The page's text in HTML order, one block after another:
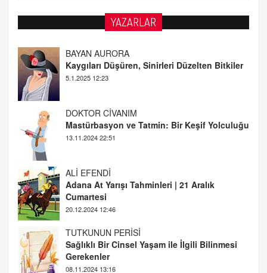
YAZARLAR
BAYAN AURORA
Kaygıları Düşüren, Sinirleri Düzelten Bitkiler
DOKTOR CİVANIM
ALİ EFENDİ
20.12.2024 12:46
TUTKUNUN PERİSİ
Sağlıklı Bir Cinsel Yaşam ile İlgili Bilinmesi
08.11.2024 13:16
FARUK ÖNALAN
Tezkere Onaylanmasaydı…